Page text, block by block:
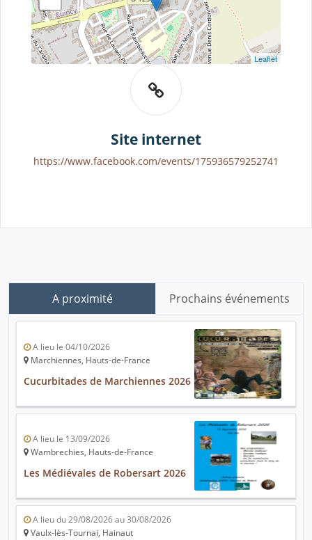
Leaflet
Site internet
https://www.facebook.com/events/175936579252741
A proximité Prochains événements
A lieu le 04/10/2026
Marchiennes, Hauts-de-France
Cucurbitades de Marchiennes 2026
A lieu le 13/09/2026
Wambrechies, Hauts-de-France
Les Médiévales de Robersart 2026
A lieu du 29/08/2026 au 30/08/2026
Vaulx-lès-Tournai, Hainaut